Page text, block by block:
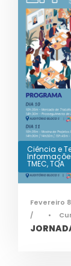
Ciência e
TMEC,TQA
Fevereiro
•